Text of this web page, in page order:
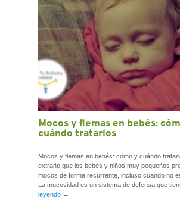
Mocos y flemas en bebés:
cuándo tratarlos
Mocos y flemas en bebés: cómo y cuándo
extraño que los bebés y niños muy pequeños
mocos de forma recurrente, incluso cuando no
La mucosidad es un sistema de defensa que
leyendo →